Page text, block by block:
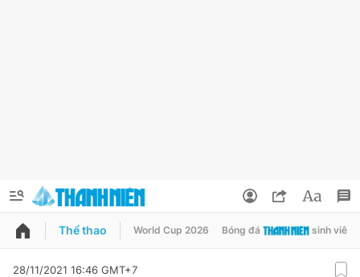
QUẢNG CÁO ĐẶT BÁO
Thể thao World Cup 2026 Bóng đá sinh viên
28/11/2021 16:46 GMT+7